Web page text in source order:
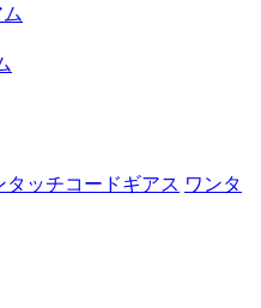
タッチコードギアス ワンタ